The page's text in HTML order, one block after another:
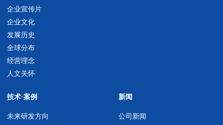
企业宣传片
企业文化
发展历史
全球分布
经营理念
人文关怀
技术·案例
未来研发方向
新闻
公司新闻